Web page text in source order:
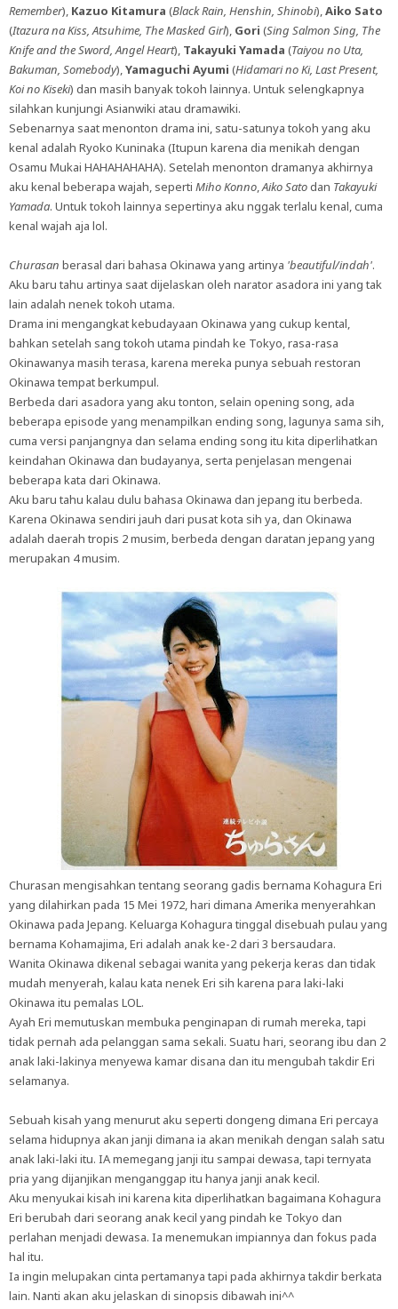
Remember), Kazuo Kitamura (Black Rain, Henshin, Shinobi),Aiko Sato
(Itazura na Kiss, Atsuhime, The Masked Girl), Gori (Sing Salmon Sing, The
Knife and the Sword, Angel Heart), Takayuki Yamada (Taiyou no Uta,
Bakuman, Somebody),Yamaguchi Ayumi (Hidamari no Ki, Last Present,
Koi no Kiseki) dan masih banyak tokoh lainnya. Untuk selengkapnya
silahkan kunjungi Asianwiki atau dramawiki.
Sebenarnya saat menonton drama ini, satu-satunya tokoh yang aku
kenal adalah Ryoko Kuninaka (Itupun karena dia menikah dengan
Osamu Mukai HAHAHAHAHA). Setelah menonton dramanya akhirnya
aku kenal beberapa wajah, seperti Miho Konno,Aiko Satodan Takayuki
Yamada. Untuk tokoh lainnya sepertinya aku nggak terlalu kenal, cuma
kenal wajah aja lol.
Churasan berasal dari bahasa Okinawa yang artinya 'beautiful/indah'.
Aku baru tahu artinya saat dijelaskan oleh narator asadora ini yang tak
lain adalah nenek tokoh utama.
Drama ini mengangkat kebudayaan Okinawa yang cukup kental,
bahkan setelah sang tokoh utama pindah ke Tokyo, rasa-rasa
Okinawanya masih terasa, karena mereka punya sebuah restoran
Okinawa tempat berkumpul.
Berbeda dari asadora yang aku tonton, selain opening song, ada
beberapa episode yang menampilkan ending song, lagunya sama sih,
cuma versi panjangnya dan selama ending song itu kita diperlihatkan
keindahan Okinawa dan budayanya, serta penjelasan mengenai
beberapa kata dari Okinawa.
Aku baru tahu kalau dulu bahasa Okinawa dan jepang itu berbeda.
Karena Okinawa sendiri jauh dari pusat kota sih ya, dan Okinawa
adalah daerah tropis 2 musim, berbeda dengan daratan jepang yang
merupakan 4 musim.
Churasan mengisahkan tentang seorang gadis bernama Kohagura Eri
yang dilahirkan pada 15 Mei 1972, hari dimana Amerika menyerahkan
Okinawa pada Jepang. Keluarga Kohagura tinggal disebuah pulau yang
bernama Kohamajima, Eri adalah anak ke-2 dari 3 bersaudara.
Wanita Okinawa dikenal sebagai wanita yang pekerja keras dan tidak
mudah menyerah, kalau kata nenek Eri sih karena para laki-laki
Okinawa itu pemalas LOL.
Ayah Eri memutuskan membuka penginapan di rumah mereka, tapi
tidak pernah ada pelanggan sama sekali. Suatu hari, seorang ibu dan 2
anak laki-lakinya menyewa kamar disana dan itu mengubah takdir Eri
selamanya.
Sebuah kisah yang menurut aku seperti dongeng dimana Eri percaya
selama hidupnya akan janji dimana ia akan menikah dengan salah satu
anak laki-laki itu. IA memegang janji itu sampai dewasa, tapi ternyata
pria yang dijanjikan menganggap itu hanya janji anak kecil.
Aku menyukai kisah ini karena kita diperlihatkan bagaimana Kohagura
Eri berubah dari seorang anak kecil yang pindah ke Tokyo dan
perlahan menjadi dewasa. Ia menemukan impiannya dan fokus pada
hal itu.
Ia ingin melupakan cinta pertamanya tapi pada akhirnya takdir berkata
lain. Nanti akan aku jelaskan di sinopsis dibawah ini^^